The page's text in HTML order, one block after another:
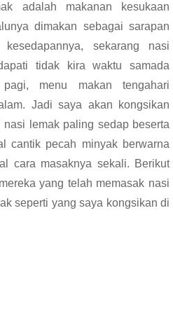
adalah makanan kesukaan
dimakan sebagai sarapan
sekarang nasi
tidak kira waktu samada
menu makan tengahari
Jadi saya akan kongsikan
lemak paling sedap beserta
cantik pecah minyak berwarna
cara masaknya sekali. Berikut
yang telah memasak nasi
seperti yang saya kongsikan di